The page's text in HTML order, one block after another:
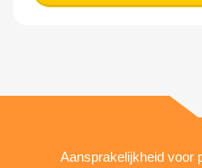
Aansprakelijkheid voor